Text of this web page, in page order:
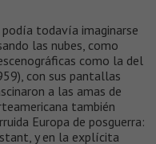
todavía imaginarse
las nubes, como
como la del
con sus pantallas
a las amas de
también
Europa de posguerra:
y en la explícita